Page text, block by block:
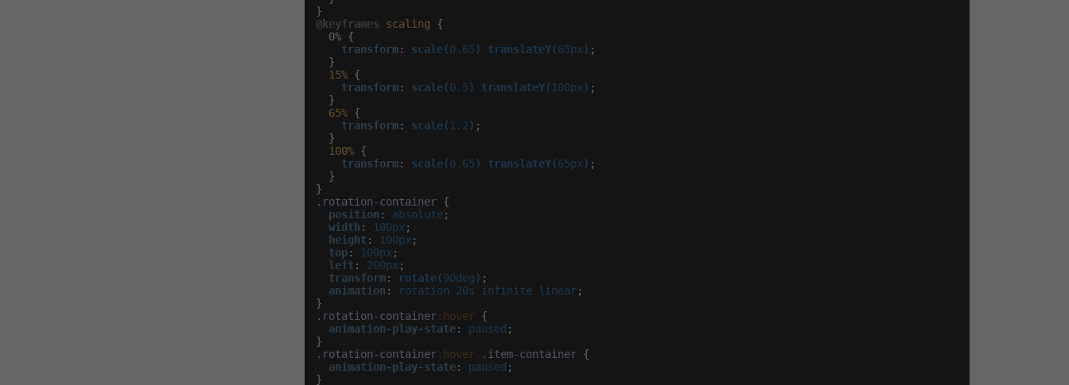
@keyframes
scaling {
  0% {
transform: scale(0.65) translateY(65px) ;
  }
15% {
transform: scale(0.5) translateY( 100px) ;
  }
65% {
transform: scale( 1.2) ;
  }
100% {
transform: scale(0.65) translateY(65px) ;
  }
.rotation-container {
position : absolute;
width : 100px ;
height : 100px ;
top: 100px ;
left : 200px ;
transform: rotate(90deg) ;
animation : rotation 20s infinite linear;
.rotation-container:hover {
animation-play-state: paused ;
.rotation-container:hover .item-container {
animation-play-state: paused ;